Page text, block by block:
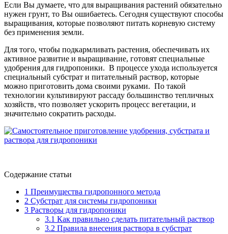
Если Вы думаете, что для выращивания растений обязательно
нужен грунт, то Вы ошибаетесь. Сегодня существуют способы
выращивания, которые позволяют питать корневую систему
без применения земли.
Для того, чтобы подкармливать растения, обеспечивать их
активное развитие и выращивание, готовят специальные
удобрения для гидропоники. В процессе ухода используется
специальный субстрат и питательный раствор, которые
можно приготовить дома своими руками. По такой
технологии культивируют рассаду большинство тепличных
хозяйств, что позволяет ускорить процесс вегетации, и
значительно сократить расходы.
Содержание статьи
1 Преимущества гидропонного метода
2 Субстрат для системы гидропоники
3 Растворы для гидропоники
3.1 Как правильно сделать питательный раствор
3.2 Правила внесения раствора в субстрат